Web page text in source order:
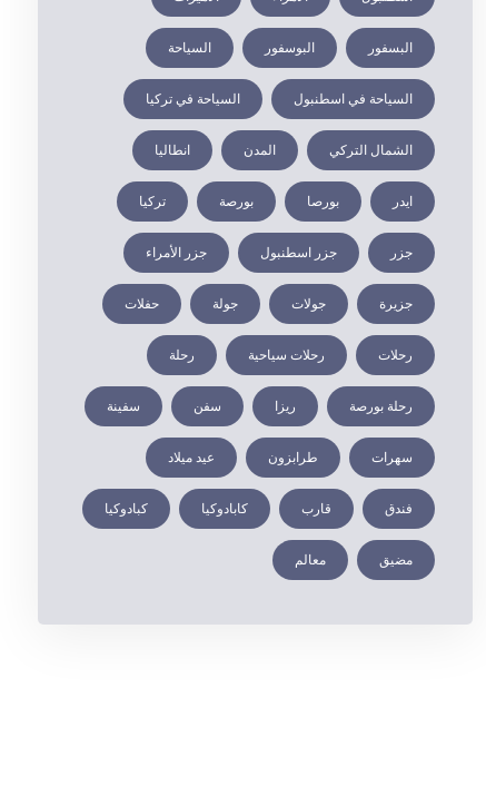
البسفور البوسفور السياحة
السياحة في اسطنبول السياحة في تركيا
الشمال التركي المدن انطاليا
ايدر بورصا بورصة تركيا
جزر جزر اسطنبول جزر الأمراء
جزيرة جولات جولة حفلات
رحلات رحلات سياحية رحلة
رحلة بورصة ريزا سفن سفينة
سهرات طرابزون عيد ميلاد
فندق قارب كابادوكيا كبادوكيا
مضيق معالم